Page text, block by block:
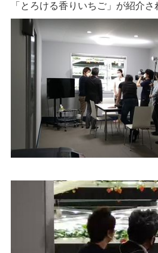
「とろける香りいちご」が紹介さ